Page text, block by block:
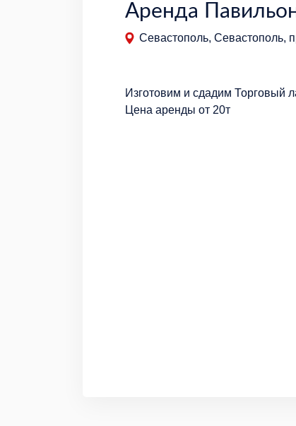
Аренда
Севастополь, Севастополь,
Изготовим и сдадим Торговый
Цена аренды от 20т